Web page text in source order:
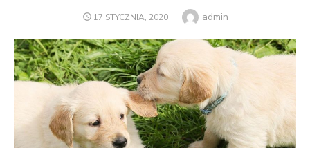
POSTED
17 STYCZNIA, 2020 Author
admin